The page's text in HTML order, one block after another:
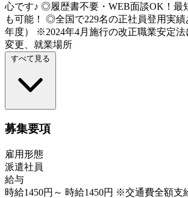
心です♪ ◎履歴書不要・WEB面談OK！最
も可能！ ◎全国で229名の正社員登用実績
年度） ※2024年4月施行の改正職業安定
変更、就業場所
すべて見る
募集要項
雇用形態
派遣社員
給与
時給1450円～ 時給1450円 ※交通費全額支